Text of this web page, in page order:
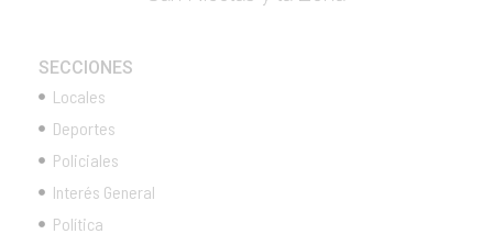
SECCIONES
Locales
Deportes
Policiales
Interés General
Política